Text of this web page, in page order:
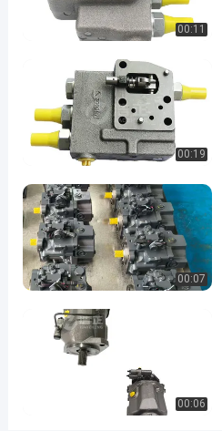
Hidraulik
katup
pengunci
#
Klep
proporsional
hidrolik
K
a
00:11
00:19
00:07
00:06